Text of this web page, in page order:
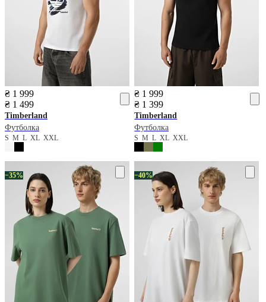
₴ 1 999
₴ 1 499
Timberland
Футболка
S M L XL XXL
₴ 1 999
₴ 1 399
Timberland
Футболка
SMLXLXXL
−35% −40%